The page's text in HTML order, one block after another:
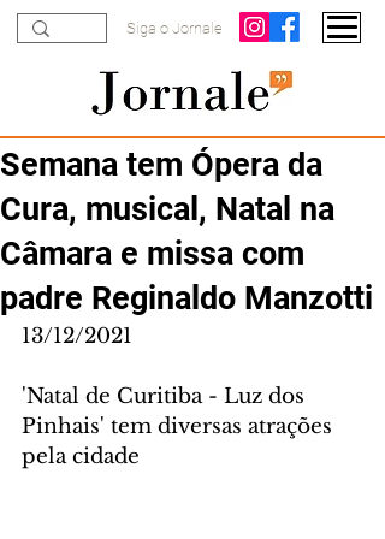
Siga o Jornale
Semana tem Ópera da
Cura, musical, Natal na
Câmara e missa com
padre Reginaldo Manzotti
13/12/2021
'Natal de Curitiba - Luz dos
Pinhais' tem diversas atrações
pela cidade